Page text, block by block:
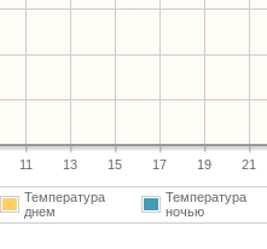
11 13 15 17 19 21
Температура
днем
Температура
ночью